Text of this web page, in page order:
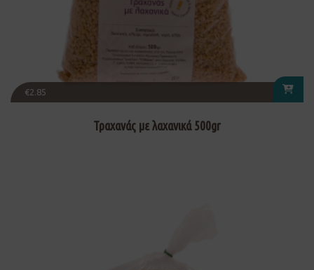
€2.85
Τραχανάς με λαχανικά 500gr